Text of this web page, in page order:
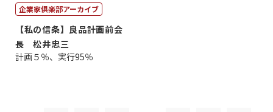
企業家倶楽部アーカイブ
【私の信条】良品計画前会
長 松井忠三
計画５％、実行95％